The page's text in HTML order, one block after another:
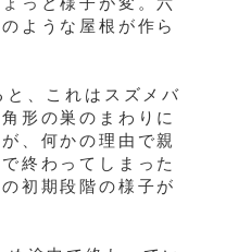
ような屋根が作ら
、これはスズメバ
形の巣のまわりに
、何かの理由で親
終わってしまった
初期段階の様子が